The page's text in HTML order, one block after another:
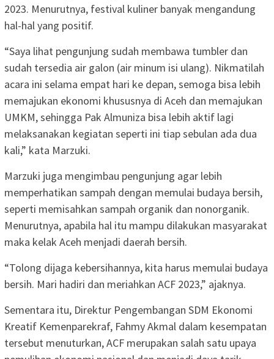
2023. Menurutnya, festival kuliner banyak mengandung
hal-hal yang positif.
“Saya lihat pengunjung sudah membawa tumbler dan
sudah tersedia air galon (air minum isi ulang). Nikmatilah
acara ini selama empat hari ke depan, semoga bisa lebih
memajukan ekonomi khususnya di Aceh dan memajukan
UMKM, sehingga Pak Almuniza bisa lebih aktif lagi
melaksanakan kegiatan seperti ini tiap sebulan ada dua
kali,” kata Marzuki.
Marzuki juga mengimbau pengunjung agar lebih
memperhatikan sampah dengan memulai budaya bersih,
seperti memisahkan sampah organik dan nonorganik.
Menurutnya, apabila hal itu mampu dilakukan masyarakat
maka kelak Aceh menjadi daerah bersih.
“Tolong dijaga kebersihannya, kita harus memulai budaya
bersih. Mari hadiri dan meriahkan ACF 2023,” ajaknya.
Sementara itu, Direktur Pengembangan SDM Ekonomi
Kreatif Kemenparekraf, Fahmy Akmal dalam kesempatan
tersebut menuturkan, ACF merupakan salah satu upaya